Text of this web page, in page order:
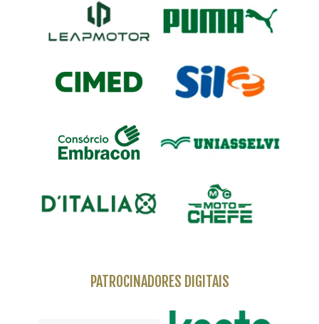
PATROCINADORES DIGITAIS